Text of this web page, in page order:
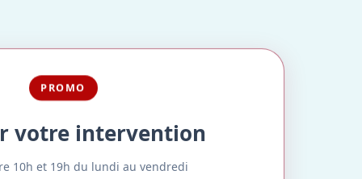
PROMO
votre intervention
10h et 19h du lundi au vendredi